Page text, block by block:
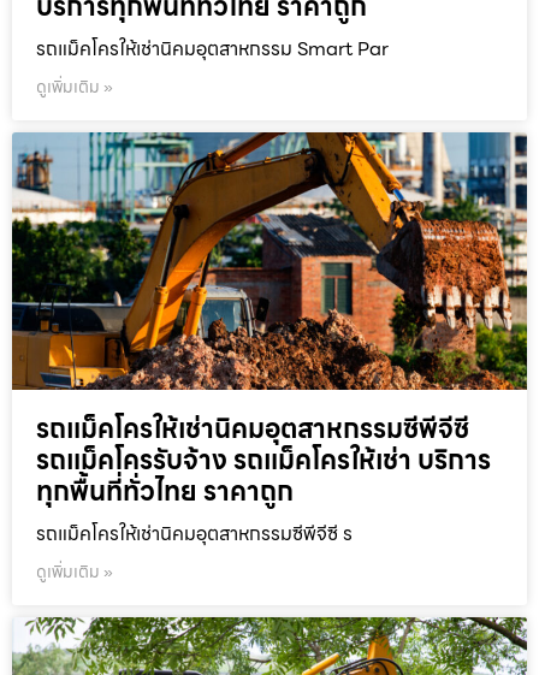
รถแม็คโครให้เช่านิคมอุตสาหกรรม Smart Par
ดูเพิ่มเติม »
รถแม็คโครให้เช่านิคมอุตสาหกรรมซีพีจีซี
รถแม็คโครรับจ้าง รถแม็คโครให้เช่า บริการ
ทุกพื้นที่ทั่วไทย ราคาถูก
รถแม็คโครให้เช่านิคมอุตสาหกรรมซีพีจีซี ร
ดูเพิ่มเติม »